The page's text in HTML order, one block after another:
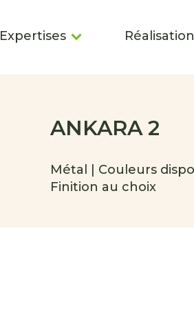
Expertises
ANKARA 2
Métal | Couleurs
Finition au choix